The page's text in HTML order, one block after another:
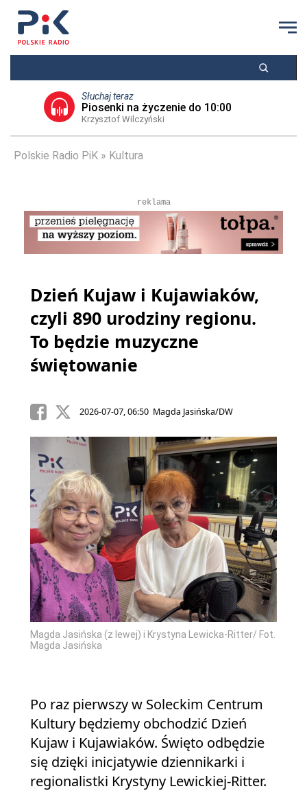
Słuchaj teraz
Piosenki na życzenie do 10:00
Krzysztof Wilczyński
Polskie Radio PiK Kultura
reklama
Dzień Kujaw i Kujawiaków,
czyli 890 urodziny regionu.
To będzie muzyczne
świętowanie
2026-07-07, 06:50 Magda Jasińska/DW
Magda Jasińska (z lewej) i Krystyna Lewicka-Ritter/ Fot.
Magda Jasińska
Po raz pierwszy w Soleckim Centrum
Kultury będziemy obchodzić Dzień
Kujaw i Kujawiaków. Święto odbędzie
się dzięki inicjatywie dziennikarki i
regionalistki Krystyny Lewickiej-Ritter.